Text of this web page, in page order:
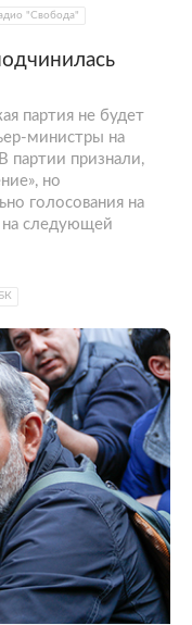
"Свобода"
партия не будет
министры на
партии признали,
но
голосования на
на следующей